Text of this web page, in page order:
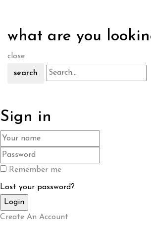
what are you
close
search
Sign in
Remember me
Lost your password?
Create An Account